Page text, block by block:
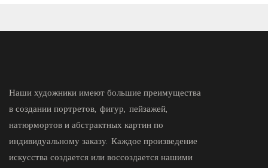
Наши художники имеют большие преимущества
в создании портретов, фигур, пейзажей,
натюрмортов и абстрактных картин по
индивидуальному заказу. Каждое произведение
искусства создается или воссоздается нашими